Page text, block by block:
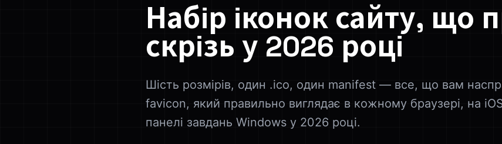
Набір іконок сайту, що
скрізь у 2026 році
Шість розмірів, один .ico, один manifest — все, що вам
favicon, який правильно виглядає в кожному браузері, на
панелі завдань Windows у 2026 році.